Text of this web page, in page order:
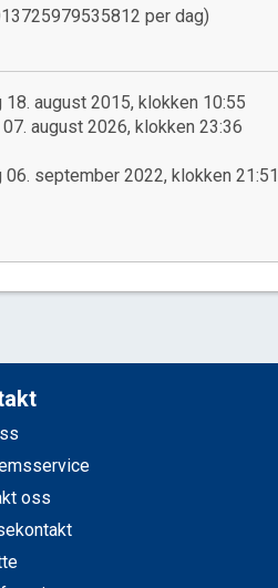
per dag)
18. august 2015, klokken 10:55
august 2026, klokken 23:36
06. september 2022, klokken 21:51
oss